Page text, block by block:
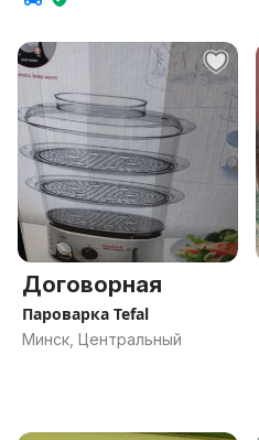
Договорная
Пароварка Tefal
Минск, Центральный